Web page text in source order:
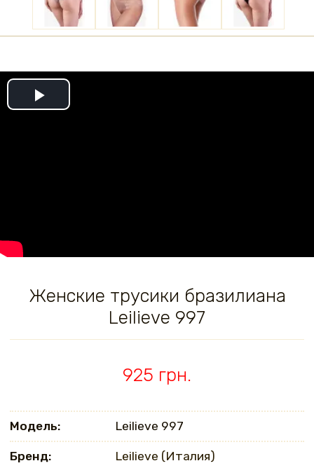
Play
Женские трусики бразилиана
Leilieve 997
925 грн.
Модель: Leilieve 997
Бренд: Leilieve (Италия)